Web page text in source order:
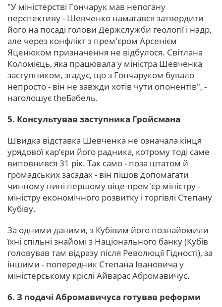
"У міністерстві Гончарук мав непогану
перспективу - Шевченко намагався затвердити
його на посаді голови Держслужби геології і надр,
але через конфлікт з прем'єром Арсенієм
Яценюком призначення не відбулося. Світлана
Коломієць, яка працювала у міністра Шевченка
заступником, згадує, що з Гончаруком бувало
непросто - він не завжди хотів чути опонентів", -
наголошує theБабель.
5. Консультував заступника Гройсмана
Швидка відставка Шевченка не означала кінця
урядової кар’єри його радника, котрому тоді саме
виповнився 31 рік. Так само - поза штатом й
громадських засадах - він пішов допомагати
чинному нині першому віце-прем'єр-міністру -
міністру економічного розвитку і торгівлі Степану
Кубіву.
За одними даними, з Кубівим його познайомили
їхні спільні знайомі з Національного банку (Кубів
головував там відразу після Революції Гідності), за
іншими - попередник Степана Івановича у
міністерському кріслі Айварас Абромавичус.
6. З подачі Абромавичуса готував реформи